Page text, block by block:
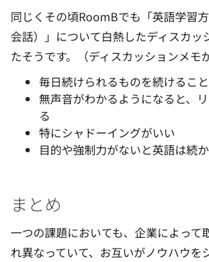
同じくその頃RoomBでも「英語学習
会話）」について白熱したディスカッ
たそうです。（ディスカッションメモ
毎日続けられるものを続けるこ
無声音がわかるようになると、
る
特にシャドーイングがいい
目的や強制力がないと英語は続
まとめ
一つの課題においても、企業によって
れ異なっていて、お互いがノウハウを